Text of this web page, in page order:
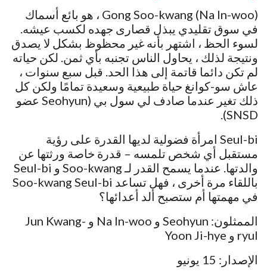
Gong Soo-kwang (Na In-woo) ، هو بائع أسماك
في سوق تقليدي يبذل قصارى جهده لكسب عيشه.
لسوء الحظ ، اشتهر بأنه غير محظوظ بشكل لا يصدق
ونتيجة لذلك ، يحاول الناس تجنبه بأي ثمن. لكن حياته
لم تكن دائما قاتمة إلى هذا الحد. قبل سبع سنوات ،
عاش سو-كوانغ حياة طبيعية وسعيدة تمامًا ولكن كل
ذلك تغير عندما صادف لي سول بي (Seohyun عضو
SNSD).
Seul-bi امرأة فضولية لديها القدرة على رؤية
مستقبل أي شخص تلمسه – قدرة خاصة ورثتها عن
والدتها. عندما يسمح القدر لـ Soo-kwang و Seul-bi
باللقاء مرة أخرى ، فهل تساعد Soo-kwang Seul-bi
في مهمتها أم ستصبح ألد أعدائها؟
الممثلون: Seohyun و Na In-woo و Jun Kwang-
ryul و Yoon Ji-hye
الإصدار: 15 يونيو